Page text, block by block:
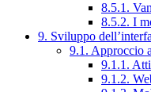
8.5.1.
8.5.2. I
9. Sviluppo
9.1. Approccio
9.1.1.
9.1.2.